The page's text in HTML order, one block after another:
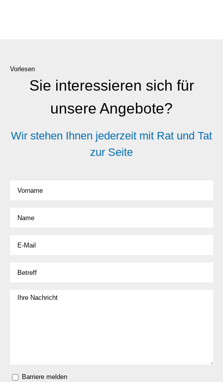
Vorlesen
Sie interessieren sich für
unsere Angebote?
Wir stehen Ihnen jederzeit mit Rat und Tat
zur Seite
Barriere melden